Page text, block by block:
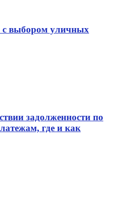
с выбором уличных
задолженности по
где и как